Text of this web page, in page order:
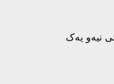
نیەو یەک